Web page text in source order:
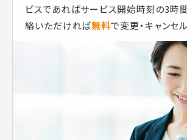
ビスであればサービス開始時刻の3時
絡いただければ無料で変更・キャンセ